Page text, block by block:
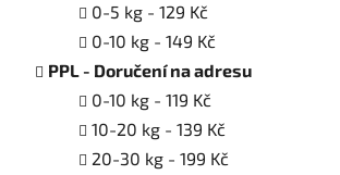
0-5 kg - 129 Kč
0-10 kg - 149 Kč
PPL - Doručení na adresu
0-10 kg - 119 Kč
10-20 kg - 139 Kč
20-30 kg - 199 Kč